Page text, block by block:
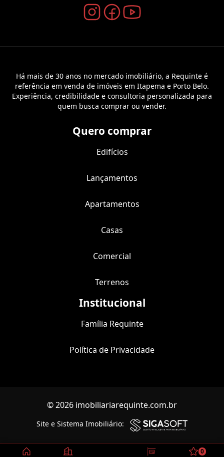
Há mais de 30 anos no mercado imobiliário, a Requinte é
referência em venda de imóveis em Itapema e Porto Belo.
Experiência, credibilidade e consultoria personalizada para
quem busca comprar ou vender.
Quero comprar
Edifícios
Lançamentos
Apartamentos
Casas
Comercial
Terrenos
Institucional
Família Requinte
Política de Privacidade
© 2026 imobiliariarequinte.com.br
Site e Sistema Imobiliário:
0